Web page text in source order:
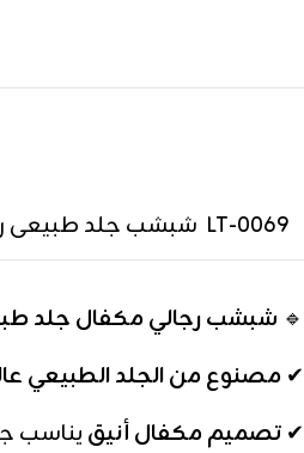
LT-0069 شبشب جلد طبيعى رجالى بالجملة
🔹 شبشب رجالي مكفال جلد
✔ مصنوع من الجلد الطبيعي
✔ تصميم مكفال أنيقيناسب